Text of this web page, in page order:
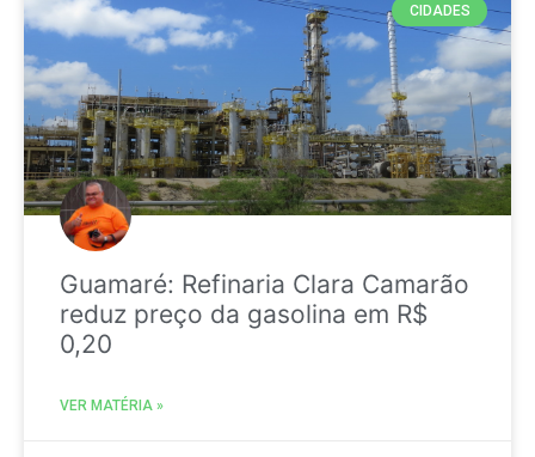
CIDADES
Guamaré: Refinaria Clara Camarão
reduz preço da gasolina em R$
0,20
VER MATÉRIA »